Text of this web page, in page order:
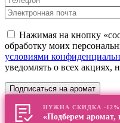
Нажимая на кнопку
обработку моих
условиями
уведомлять о всех акциях,
НУЖНА СКИДКА -
«Подберем аромат,